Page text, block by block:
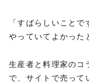
「すばらしいこと
やっていてよかった
生産者と料理家のコ
で、サイトで売って